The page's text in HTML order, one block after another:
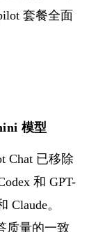
套餐全面
模型
Chat 已移除
和 GPT-
Claude。
质量的一致